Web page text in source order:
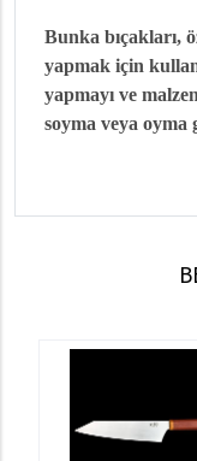
Bunka bıçakları,
yapmak için
yapmayı ve
soyma veya